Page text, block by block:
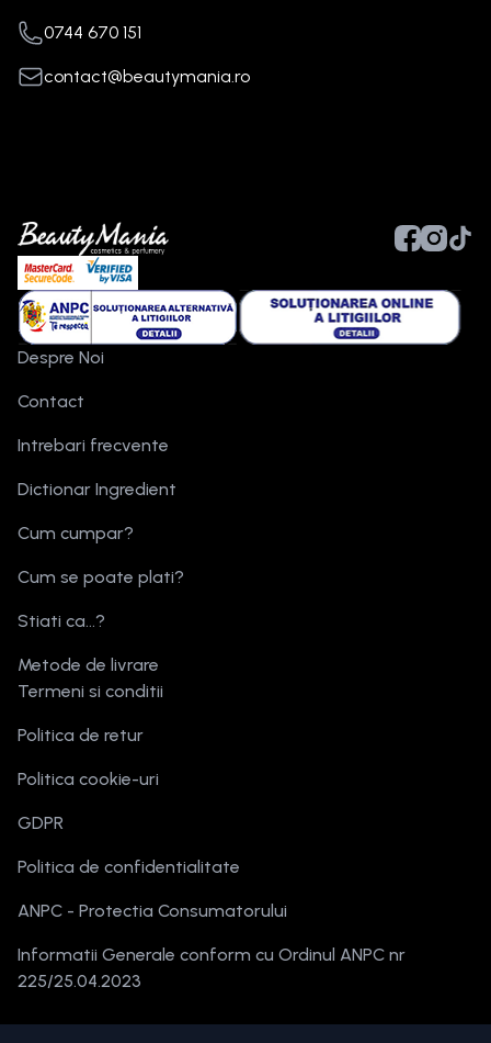
0744 670 151
contact@beautymania.ro
Despre Noi
Contact
Intrebari frecvente
Dictionar Ingredient
Cum cumpar?
Cum se poate plati?
Stiati ca...?
Metode de livrare
Termeni si conditii
Politica de retur
Politica cookie-uri
GDPR
Politica de confidentialitate
ANPC - Protectia Consumatorului
Informatii Generale conform cu Ordinul ANPC nr
225/25.04.2023